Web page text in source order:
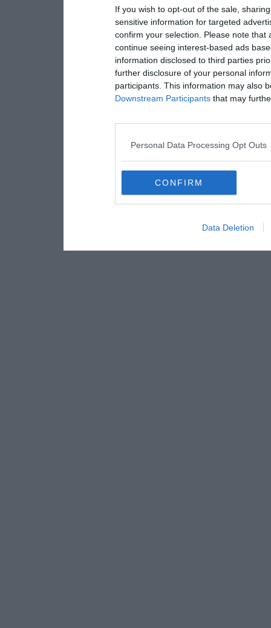
If you wish to opt-out of the sale,
sensitive information for targeted
confirm your selection. Please note
continue seeing interest-based ads
information disclosed to third parties
further disclosure of your personal
participants. This information may also
Downstream Participants that may
Personal Data Processing Opt Outs
CONFIRM
Data Deletion